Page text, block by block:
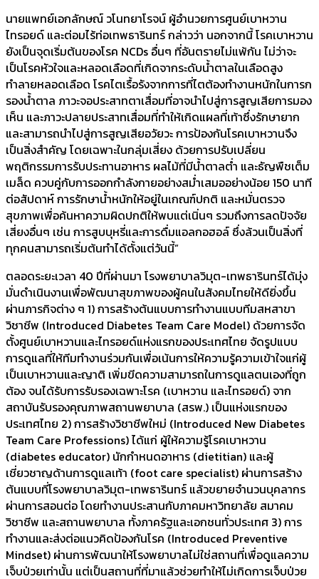
นายแพทย์เอกลักษณ์ วโนทยาโรจน์ ผู้อำนวยการศูนย์เบาหวาน
ไทรอยด์ และต่อมไร้ท่อเทพธารินทร์ กล่าวว่า นอกจากนี้ โรคเบาหวาน
ยังเป็นจุดเริ่มต้นของโรค NCDs อื่นๆ ที่อันตรายไม่แพ้กัน ไม่ว่าจะ
เป็นโรคหัวใจและหลอดเลือดที่เกิดจากระดับน้ำตาลในเลือดสูง
ทำลายหลอดเลือด โรคไตเรื้อรังจากการที่ไตต้องทำงานหนักในการก
รองน้ำตาล ภาวะจอประสาทตาเสื่อมที่อาจนำไปสู่การสูญเสียการมอง
เห็น และภาวะปลายประสาทเสื่อมที่ทำให้เกิดแผลที่เท้าซึ่งรักษายาก
และสามารถนำไปสู่การสูญเสียอวัยวะ การป้องกันโรคเบาหวานจึง
เป็นสิ่งสำคัญ โดยเฉพาะในกลุ่มเสี่ยง ด้วยการปรับเปลี่ยน
พฤติกรรมการรับประทานอาหาร ผลไม้ที่มีน้ำตาลต่ำ และธัญพืชเต็ม
เมล็ด ควบคู่กับการออกกำลังกายอย่างสม่ำเสมออย่างน้อย 150 นาที
ต่อสัปดาห์ การรักษาน้ำหนักให้อยู่ในเกณฑ์ปกติ และหมั่นตรวจ
สุขภาพเพื่อค้นหาความผิดปกติให้พบแต่เนิ่นๆ รวมถึงการลดปัจจัย
เสี่ยงอื่นๆ เช่น การสูบบุหรี่และการดื่มแอลกอฮอล์ ซึ่งล้วนเป็นสิ่งที่
ทุกคนสามารถเริ่มต้นทำได้ตั้งแต่วันนี้”
ตลอดระยะเวลา 40 ปีที่ผ่านมา โรงพยาบาลวิมุต-เทพธารินทร์ได้มุ่ง
มั่นดำเนินงานเพื่อพัฒนาสุขภาพของผู้คนในสังคมไทยให้ดียิ่งขึ้น
ผ่านภารกิจต่าง ๆ 1) การสร้างต้นแบบการทำงานแบบทีมสหสาขา
วิชาชีพ (Introduced Diabetes Team Care Model) ด้วยการจัด
ตั้งศูนย์เบาหวานและไทรอยด์แห่งแรกของประเทศไทย จัดรูปแบบ
การดูแลที่ให้ทีมทำงานร่วมกันเพื่อเน้นการให้ความรู้ความเข้าใจแก่ผู้
เป็นเบาหวานและญาติ เพิ่มขีดความสามารถในการดูแลตนเองที่ถูก
ต้อง จนได้รับการรับรองเฉพาะโรค (เบาหวาน และไทรอยด์) จาก
สถาบันรับรองคุณภาพสถานพยาบาล (สรพ.) เป็นแห่งแรกของ
ประเทศไทย 2) การสร้างวิชาชีพใหม่ (Introduced New Diabetes
Team Care Professions) ได้แก่ ผู้ให้ความรู้โรคเบาหวาน
(diabetes educator) นักกำหนดอาหาร (dietitian) และผู้
เชี่ยวชาญด้านการดูแลเท้า (foot care specialist) ผ่านการสร้าง
ต้นแบบที่โรงพยาบาลวิมุต-เทพธารินทร์ แล้วขยายจำนวนบุคลากร
ผ่านการสอนต่อ โดยทำงานประสานกับภาคมหาวิทยาลัย สมาคม
วิชาชีพ และสถานพยาบาล ทั้งภาครัฐและเอกชนทั่วประเทศ 3) การ
ทำงานและส่งต่อแนวคิดป้องกันโรค (Introduced Preventive
Mindset) ผ่านการพัฒนาให้โรงพยาบาลไม่ใช่สถานที่เพื่อดูแลความ
เจ็บป่วยเท่านั้น แต่เป็นสถานที่ที่มาแล้วช่วยทำให้ไม่เกิดการเจ็บป่วย